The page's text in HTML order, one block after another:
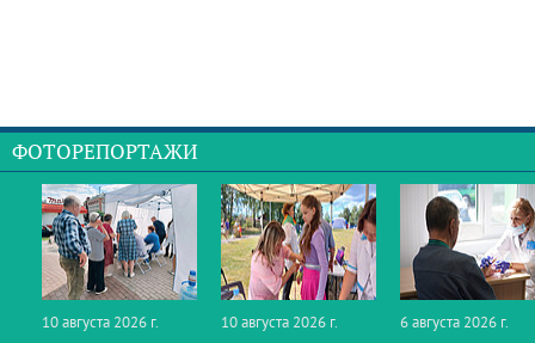
ФОТОРЕПОРТАЖИ
10 августа 2026 г.
10 августа 2026 г.
6 августа 2026 г.